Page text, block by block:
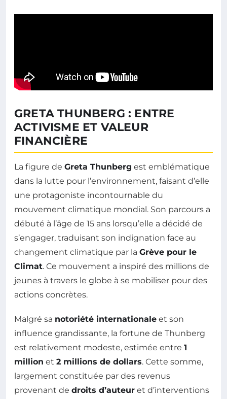
GRETA THUNBERG : ENTRE
ACTIVISME ET VALEUR
FINANCIÈRE
La figure de Greta Thunberg est emblématique
dans la lutte pour l’environnement, faisant d’elle
une protagoniste incontournable du
mouvement climatique mondial. Son parcours a
débuté à l’âge de 15 ans lorsqu’elle a décidé de
s’engager, traduisant son indignation face au
changement climatique par la Grève pour le
Climat. Ce mouvement a inspiré des millions de
jeunes à travers le globe à se mobiliser pour des
actions concrètes.
Malgré sa notoriété internationale et son
influence grandissante, la fortune de Thunberg
est relativement modeste, estimée entre 1
million et 2 millions de dollars. Cette somme,
largement constituée par des revenus
provenant de droits d’auteur et d’interventions